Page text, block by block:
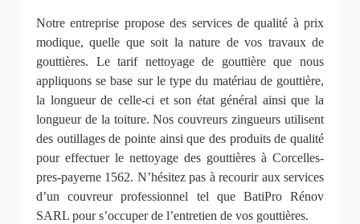
Notre entreprise propose des services de qualité à prix
modique, quelle que soit la nature de vos travaux de
gouttières. Le tarif nettoyage de gouttière que nous
appliquons se base sur le type du matériau de gouttière,
la longueur de celle-ci et son état général ainsi que la
longueur de la toiture. Nos couvreurs zingueurs utilisent
des outillages de pointe ainsi que des produits de qualité
pour effectuer le nettoyage des gouttières à Corcelles-
pres-payerne 1562. N’hésitez pas à recourir aux services
d’un couvreur professionnel tel que BatiPro Rénov
SARL pour s’occuper de l’entretien de vos gouttières.